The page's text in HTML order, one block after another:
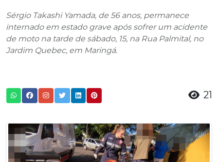
Sérgio Takashi Yamada, de 56 anos, permanece
internado em estado grave após sofrer um acidente
de moto na tarde de sábado, 15, na Rua Palmital, no
Jardim Quebec, em Maringá.
21